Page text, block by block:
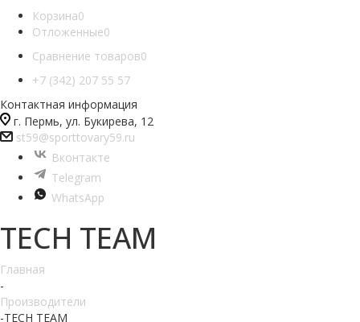
Корзина0
Отложенные0
Сравнение товаров0
+7 (342) 207 55 57
Контактная информация
г. Пермь, ул. Букирева, 12
st59@sporttovary59.ru
Вконтакте
Telegram
WhatsApp
TECH TEAM
Главная
-
Производители
-TECH TEAM